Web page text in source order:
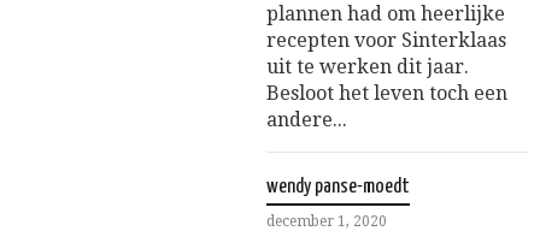
plannen had om heerlijke
recepten voor Sinterklaas
uit te werken dit jaar.
Besloot het leven toch een
andere...
wendy panse-moedt
december 1, 2020